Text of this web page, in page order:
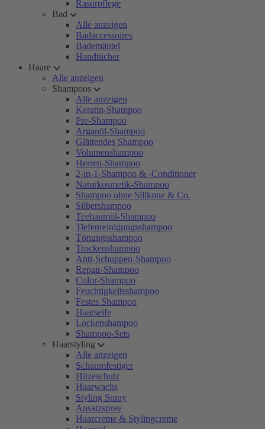
Rasurpflege
Bad
Alle anzeigen
Badaccessoires
Bademäntel
Handtücher
Haare
Alle anzeigen
Shampoos
Alle anzeigen
Keratin-Shampoo
Pre-Shampoo
Arganöl-Shampoo
Glättendes Shampoo
Volumenshampoo
Herren-Shampoo
2-in-1-Shampoo & -Conditioner
Naturkosmetik-Shampoo
Shampoo ohne Silikone & Co.
Silbershampoo
Teebaumöl-Shampoo
Tiefenreinigungsshampoo
Tönungsshampoo
Trockenshampoo
Anti-Schuppen-Shampoo
Repair-Shampoo
Color-Shampoo
Feuchtigkeitsshampoo
Festes Shampoo
Haarseife
Lockenshampoo
Shampoo-Sets
Haarstyling
Alle anzeigen
Schaumfestiger
Hitzeschutz
Haarwachs
Styling Spray
Ansatzspray
Haarcreme & Stylingcreme